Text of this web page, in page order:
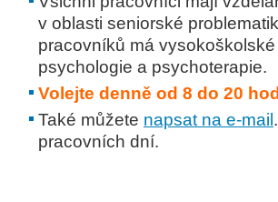
v oblasti seniorské
pracovníků má
psychologie a psychoterapie.
Volejte denně od 8 do 20
Také můžete napsat na e-mail
pracovních dní.